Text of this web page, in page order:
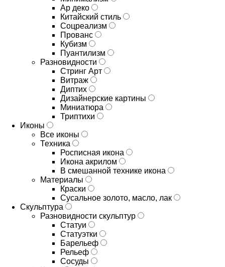
Ар деко
Китайский стиль
Соцреализм
Прованс
Кубизм
Пуантилизм
Разновидности
Стринг Арт
Витраж
Диптих
Дизайнерские картины
Миниатюра
Триптихи
Иконы
Все иконы
Техника
Росписная икона
Икона акрилом
В смешанной технике икона
Материалы
Краски
Сусальное золото, масло, лак
Скульптура
Разновидности скульптур
Статуи
Статуэтки
Барельеф
Рельеф
Сосуды